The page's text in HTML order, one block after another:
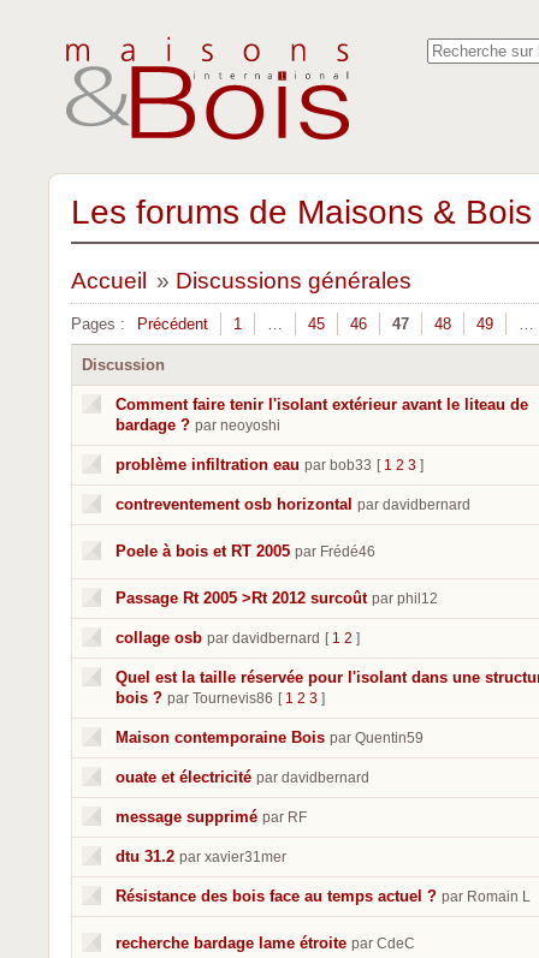
Les forums de Maisons &
Accueil » Discussions générales
Pages : Précédent 1 … 45 46 47 48 49 …
Discussion
Comment faire tenir l'isolant extérieur avant le liteau de
bardage ? par neoyoshi
problème infiltration eau par bob33 [ 1 2 3 ]
contreventement osb horizontal par davidbernard
Poele à bois et RT 2005 par Frédé46
Passage Rt 2005 >Rt 2012 surcoût par phil12
collage osb par davidbernard [ 1 2 ]
Quel est la taille réservée pour l'isolant dans une
bois ? par Tournevis86 [ 1 2 3 ]
Maison contemporaine Bois par Quentin59
ouate et électricité par davidbernard
message supprimé par RF
dtu 31.2 par xavier31mer
Résistance des bois face au temps actuel ? par Romain L
recherche bardage lame étroite par CdeC